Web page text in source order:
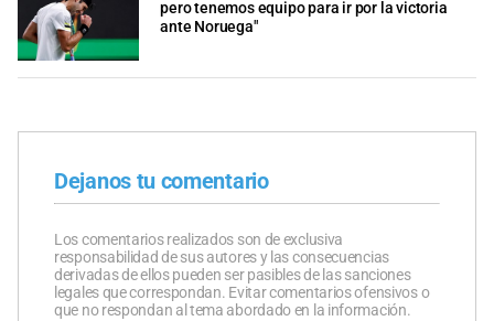
pero tenemos equipo para ir por la victoria
ante Noruega"
Dejanos tu comentario
Los comentarios realizados son de exclusiva
responsabilidad de sus autores y las consecuencias
derivadas de ellos pueden ser pasibles de las sanciones
legales que correspondan. Evitar comentarios ofensivos o
que no respondan al tema abordado en la información.